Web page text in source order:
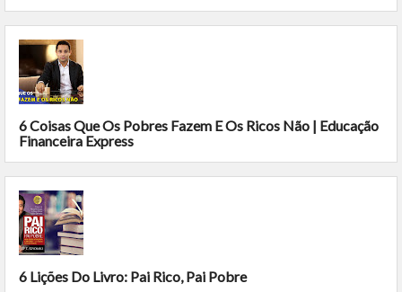
6 Coisas Que Os Pobres Fazem E Os Ricos Não | Educação
Financeira Express
6 Lições Do Livro: Pai Rico, Pai Pobre